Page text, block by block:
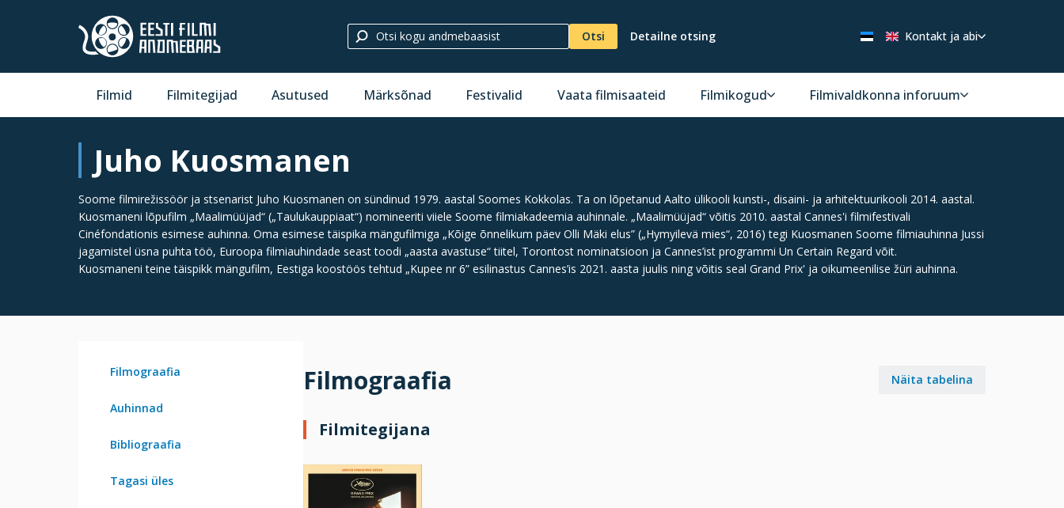
Otsi Detailne otsing Kontakt ja abi
Filmid Filmitegijad Asutused Märksõnad Festivalid Vaata filmisaateid Filmikogud Filmivaldkonna inforuum
Juho Kuosmanen
Soome filmirežissöör ja stsenarist Juho Kuosmanen on sündinud 1979. aastal Soomes Kokkolas. Ta on lõpetanud Aalto ülikooli kunsti-, disaini- ja arhitektuurikooli 2014. aastal.
Kuosmaneni lõpufilm „Maalimüüjad“ („Taulukauppiaat“) nomineeriti viiele Soome filmiakadeemia auhinnale. „Maalimüüjad“ võitis 2010. aastal Cannes'i filmifestivali
Cinéfondationis esimese auhinna. Oma esimese täispika mängufilmiga „Kõige õnnelikum päev Olli Mäki elus” („Hymyilevä mies“, 2016) tegi Kuosmanen Soome filmiauhinna Jussi
jagamistel üsna puhta töö, Euroopa filmiauhindade seast toodi „aasta avastuse“ tiitel, Torontost nominatsioon ja Cannes’ist programmi Un Certain Regard võit.
Kuosmaneni teine täispikk mängufilm, Eestiga koostöös tehtud „Kupee nr 6” esilinastus Cannes’is 2021. aasta juulis ning võitis seal Grand Prix' ja oikumeenilise žüri auhinna.
Filmograafia
Auhinnad
Bibliograafia
Tagasi üles
Filmograafia Näita tabelina
Filmitegijana